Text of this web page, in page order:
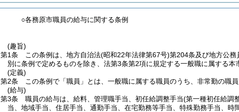
○各務原市職員の給与に関する条例
(趣旨)
第1条
この条例は、地方自治法(昭和22年法律第67号)第204条及び地方公務
別に条例で定めるものを除き、法第3条第2項に規定する一般職に属する本
(定義)
第2条
この条例で「職員」とは、一般職に属する職員のうち、非常勤の職員
(給与)
第3条
職員の給与は、給料、管理職手当、初任給調整手当(第一種初任給調
当、地域手当、住居手当、通勤手当、在宅勤務等手当、特殊勤務手当、